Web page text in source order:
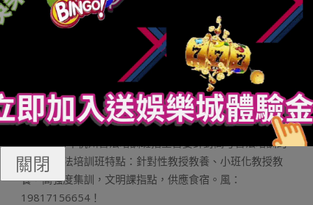
提高IE涉獵速率的好要領設定要領以下： 對象-
internet選項-慣例-設定-使用的磁碟空間—這里預設是
杭州書法高考培訓班2023年招生最先了2023年招生最
百家
樂贏錢公式
先了
杭州看崖閣書法培訓事情室是一家業餘的書法高考培訓
班，2024年杭州書法培訓班招生首要針對高考書法培訓的
門生，書法培訓班特點：針對性教授教養、小班化教授教
養，高強度集訓，文明課指點，供應食宿。風：
19817156654！
關閉